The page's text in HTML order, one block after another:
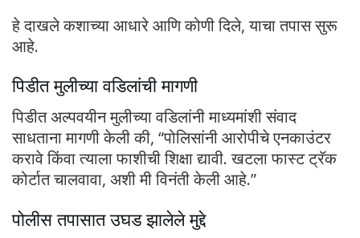
हे दाखले कशाच्या आधारे आणि कोणी दिले, याचा तपास सुरू
आहे.
पिडीत मुलीच्या वडिलांची मागणी
पिडीत अल्पवयीन मुलीच्या वडिलांनी माध्यमांशी संवाद
साधताना मागणी केली की, “पोलिसांनी आरोपीचे एनकाउंटर
करावे किंवा त्याला फाशीची शिक्षा द्यावी. खटला फास्ट ट्रॅक
कोर्टात चालवावा, अशी मी विनंती केली आहे.”
पोलीस तपासात उघड झालेले मुद्दे